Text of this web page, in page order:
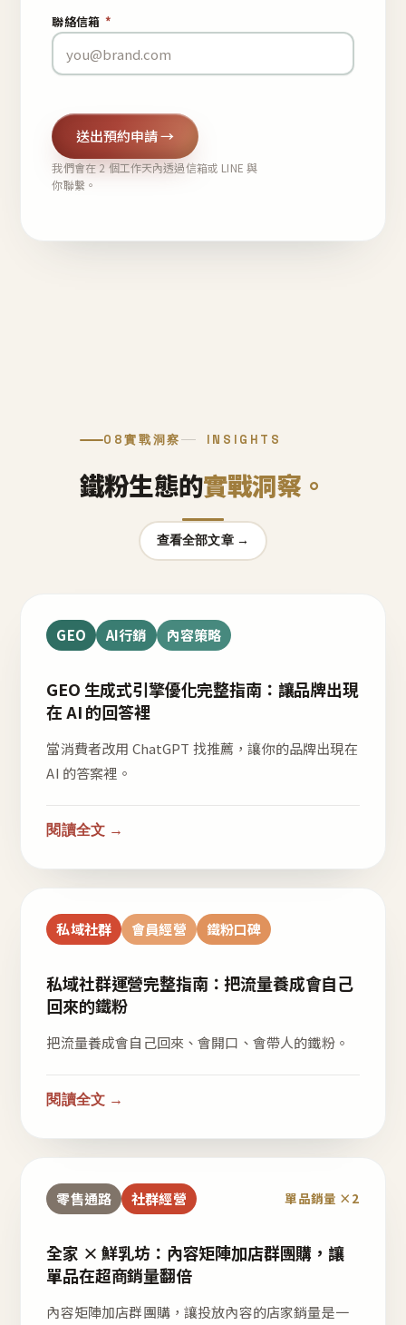
聯絡信箱 *
送出預約申請 →
我們會在 2 個工作天內透過信箱或 LINE 與
你聯繫。
08實戰洞察 INSIGHTS
鐵粉生態的實戰洞察。
查看全部文章 →
GEO AI行銷 內容策略
GEO 生成式引擎優化完整指南：讓品牌出現
在 AI 的回答裡
當消費者改用 ChatGPT 找推薦，讓你的品牌出現在
AI 的答案裡。
閱讀全文 →
私域社群 會員經營 鐵粉口碑
私域社群運營完整指南：把流量養成會自己
回來的鐵粉
把流量養成會自己回來、會開口、會帶人的鐵粉。
閱讀全文 →
零售通路 社群經營 單品銷量 ×2
全家 × 鮮乳坊：內容矩陣加店群團購，讓
單品在超商銷量翻倍
內容矩陣加店群團購，讓投放內容的店家銷量是一